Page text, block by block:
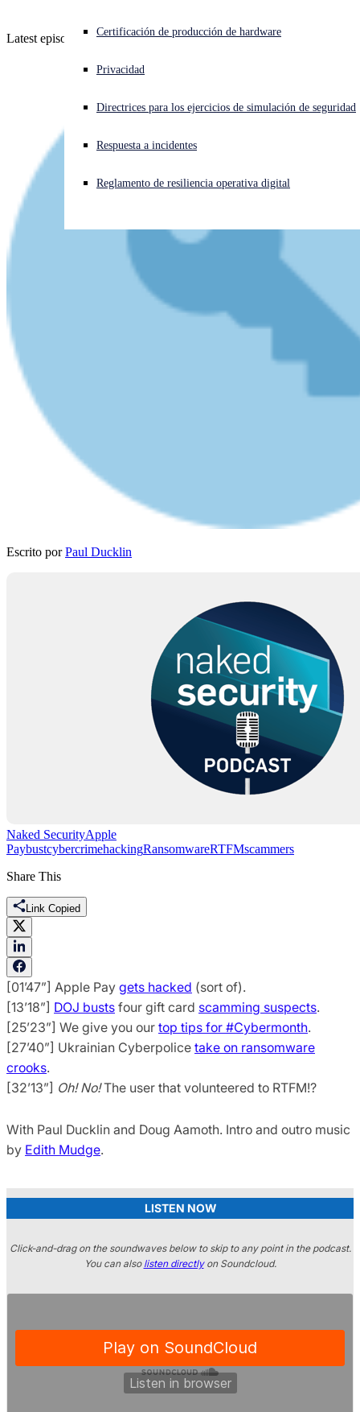
¿Está sufriendo un ciberataque? Obtenga ayuda ahora mismo
Iniciar sesión
Open language switcher
Certificación de producción de hardware
Privacidad
Directrices para los ejercicios de simulación de seguridad
Respuesta a incidentes
Reglamento de resiliencia operativa digital
Latest episode - listen now!
Escrito por Paul Ducklin
Naked SecurityApple
PaybustcybercrimehackingRansomwareRTFMscammers
Share This
Link Copied
[01’47”] Apple Pay gets hacked (sort of).
[13’18”] DOJ busts four gift card scamming suspects.
[25’23”] We give you our top tips for #Cybermonth.
[27’40”] Ukrainian Cyberpolice take on ransomware
crooks.
[32’13”] Oh! No!The user that volunteered to RTFM!?
With Paul Ducklin and Doug Aamoth. Intro and outro music
by Edith Mudge.
LISTEN NOW
Click-and-drag on the soundwaves below to skip to any point in the podcast.
You can also listen directlyon Soundcloud.